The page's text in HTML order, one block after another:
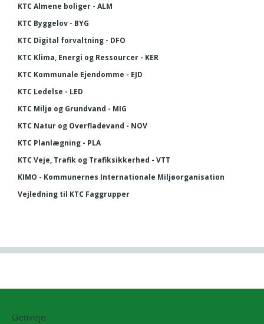
KTC Almene boliger - ALM
KTC Byggelov - BYG
KTC Digital forvaltning - DFO
KTC Klima, Energi og Ressourcer - KER
KTC Kommunale Ejendomme - EJD
KTC Ledelse - LED
KTC Miljø og Grundvand - MIG
KTC Natur og Overfladevand - NOV
KTC Planlægning - PLA
KTC Veje, Trafik og Trafiksikkerhed - VTT
KIMO - Kommunernes Internationale Miljøorganisation
Vejledning til KTC Faggrupper
Genveje